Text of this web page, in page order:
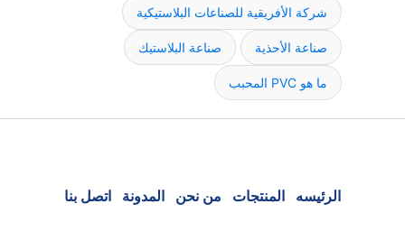
شركة الأفريقية للصناعات البلاستيكية
صناعة الأحذية صناعة البلاستيك
ما هو PVC المحبب
الرئيسه المنتجات من نحن المدونة اتصل بنا